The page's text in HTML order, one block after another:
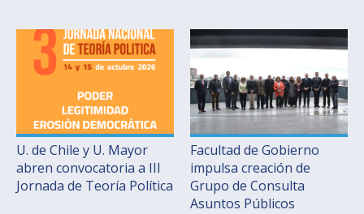
U. de Chile y U. Mayor
abren convocatoria a III
Jornada de Teoría Política
Facultad de Gobierno
impulsa creación de
Grupo de Consulta
Asuntos Públicos